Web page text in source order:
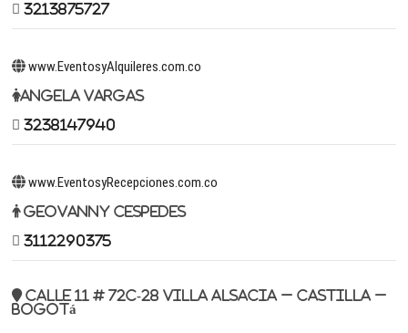
3213875727
www.EventosyAlquileres.com.co
Angela Vargas
3238147940
www.EventosyRecepciones.com.co
Geovanny Cespedes
3112290375
Calle 11 # 72c-28 Villa Alsacia – Castilla –
Bogotá